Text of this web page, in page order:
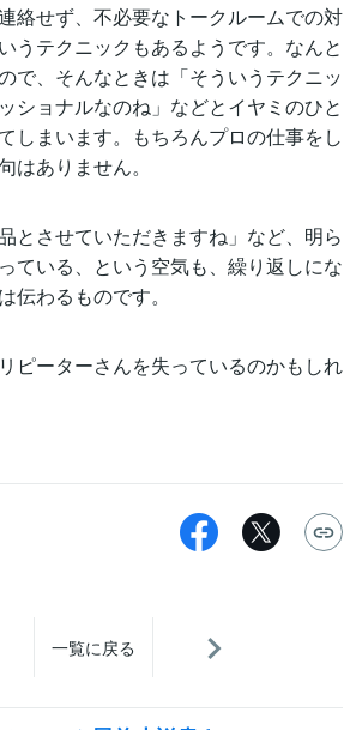
絡せず、不必要なトークルームでの対
うテクニックもあるようです。なんと
で、そんなときは「そういうテクニッ
ショナルなのね」などとイヤミのひと
しまいます。もちろんプロの仕事をし
はありません。
とさせていただきますね」など、明ら
ている、という空気も、繰り返しにな
伝わるものです。
ピーターさんを失っているのかもしれ
一覧に戻る